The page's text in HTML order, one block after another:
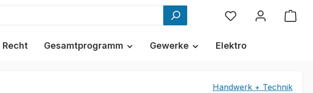
Recht Gesamtprogramm Gewerke Elektro
Handwerk + Technik